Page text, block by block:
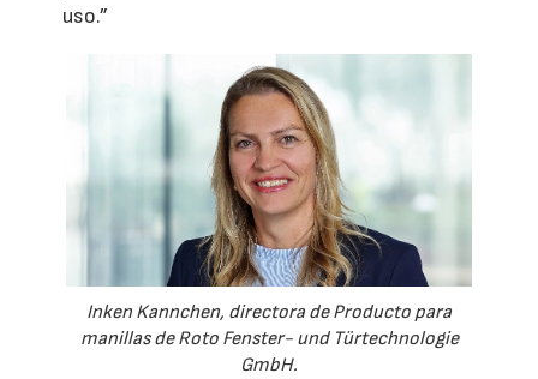
uso.”
Inken Kannchen, directora de Producto para
manillas de Roto Fenster- und Türtechnologie
GmbH.